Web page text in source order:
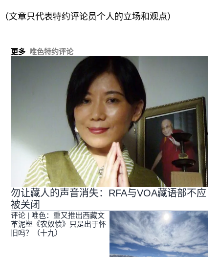
（文章只代表特约评论员个人的立场和观点）
更多 唯色特约评论
勿让藏人的声音消失：RFA与VOA藏语部不应
被关闭
评论 | 唯色：重又推出西藏文
革泥塑《农奴愤》只是出于怀
旧吗？（十九）